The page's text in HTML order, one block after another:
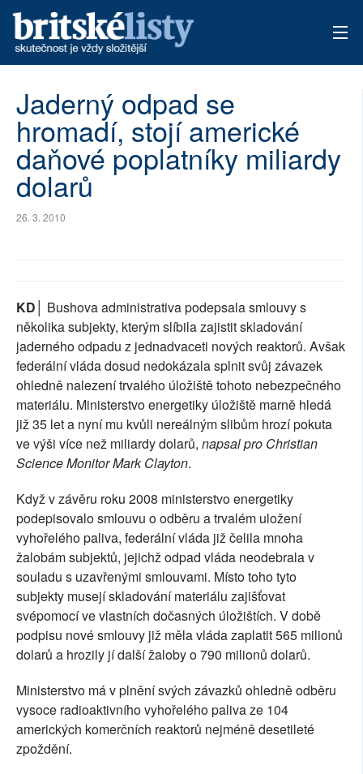
ARCHIV
TÉMATA
AUTOŘI
Jaderný odpad se
hromadí, stojí americké
daňové poplatníky miliardy
dolarů
26. 3. 2010
KD│
Bushova administrativa podepsala smlouvy s
několika subjekty, kterým slíbila zajistit skladování
jaderného odpadu z jednadvaceti nových reaktorů. Avšak
federální vláda dosud nedokázala splnit svůj závazek
ohledně nalezení trvalého úložiště tohoto nebezpečného
materiálu. Ministerstvo energetiky úložiště marně hledá
již 35 let a nyní mu kvůli nereálným slibům hrozí pokuta
ve výši více než miliardy dolarů, napsal pro Christian
Science Monitor Mark Clayton.
Když v závěru roku 2008 ministerstvo energetiky
podepisovalo smlouvu o odběru a trvalém uložení
vyhořelého paliva, federální vláda již čelila mnoha
žalobám subjektů, jejichž odpad vláda neodebrala v
souladu s uzavřenými smlouvami. Místo toho tyto
subjekty musejí skladování materiálu zajišťovat
svépomocí ve vlastních dočasných úložištích. V době
podpisu nové smlouvy již měla vláda zaplatit 565 milionů
dolarů a hrozily jí další žaloby o 790 milionů dolarů.
Ministerstvo má v plnění svých závazků ohledně odběru
vysoce radioaktivního vyhořelého paliva ze 104
amerických komerčních reaktorů nejméně desetileté
zpoždění.